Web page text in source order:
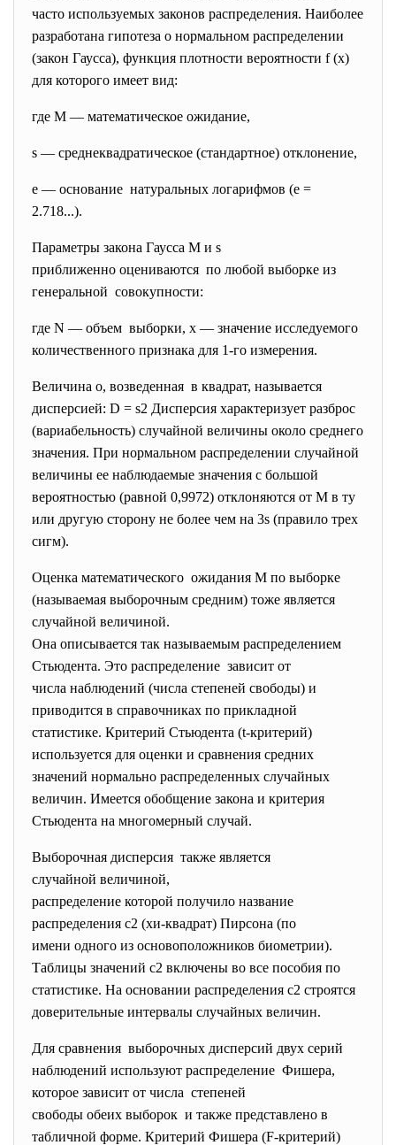
часто используемых законов распределения. Наиболее
разработана гипотеза о нормальном распределении
(закон Гаусса), функция плотности вероятности f (x)
для которого имеет вид:
где М — математическое ожидание,
s — среднеквадратическое (стандартное) отклонение,
е — основание натуральных логарифмов (e =
2.718...).
Параметры закона Гаусса М и s
приближенно оцениваются по любой выборке из
генеральной совокупности:
где N — объем выборки, х — значение исследуемого
количественного признака для 1-го измерения.
Величина о, возведенная в квадрат, называется
дисперсией: D = s2 Дисперсия характеризует разброс
(вариабельность) случайной величины около среднего
значения. При нормальном распределении случайной
величины ее наблюдаемые значения с большой
вероятностью (равной 0,9972) отклоняются от М в ту
или другую сторону не более чем на 3s (правило трех
сигм).
Оценка математического ожидания М по выборке
(называемая выборочным средним) тоже является
случайной величиной.
Она описывается так называемым распределением
Стьюдента. Это распределение зависит от
числа наблюдений (числа степеней свободы) и
приводится в справочниках по прикладной
статистике. Критерий Стьюдента (t-критерий)
используется для оценки и сравнения средних
значений нормально распределенных случайных
величин. Имеется обобщение закона и критерия
Стьюдента на многомерный случай.
Выборочная дисперсия также является
случайной величиной,
распределение которой получило название
распределения c2 (хи-квадрат) Пирсона (по
имени одного из основоположников биометрии).
Таблицы значений c2 включены во все пособия по
статистике. На основании распределения c2 строятся
доверительные интервалы случайных величин.
Для сравнения выборочных дисперсий двух серий
наблюдений используют распределение Фишера,
которое зависит от числа степеней
свободы обеих выборок и также представлено в
табличной форме. Критерий Фишера (F-критерий)